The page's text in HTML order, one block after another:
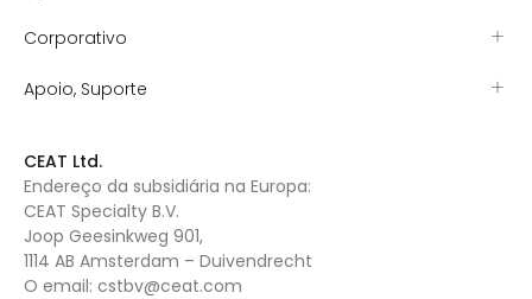
Corporativo
Apoio, Suporte
CEAT Ltd.
Endereço da subsidiária na Europa:
CEAT Specialty B.V.
Joop Geesinkweg 901,
1114 AB Amsterdam – Duivendrecht
O email: cstbv@ceat.com